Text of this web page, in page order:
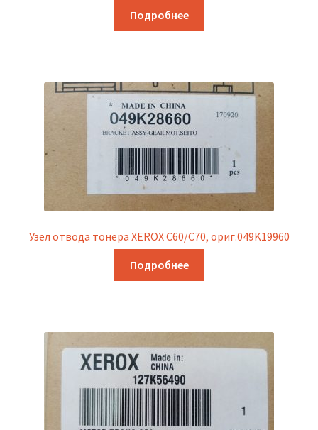
Подробнее
Узел отвода тонера XEROX C60/C70, ориг.049K19960
Подробнее